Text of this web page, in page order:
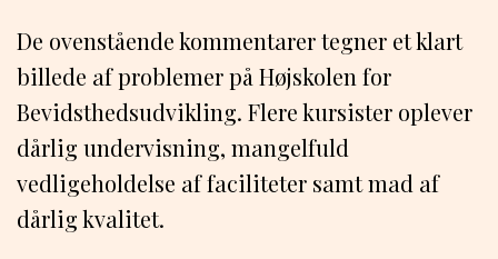
De ovenstående kommentarer tegner et klart
billede af problemer på Højskolen for
Bevidsthedsudvikling. Flere kursister oplever
dårlig undervisning, mangelfuld
vedligeholdelse af faciliteter samt mad af
dårlig kvalitet.